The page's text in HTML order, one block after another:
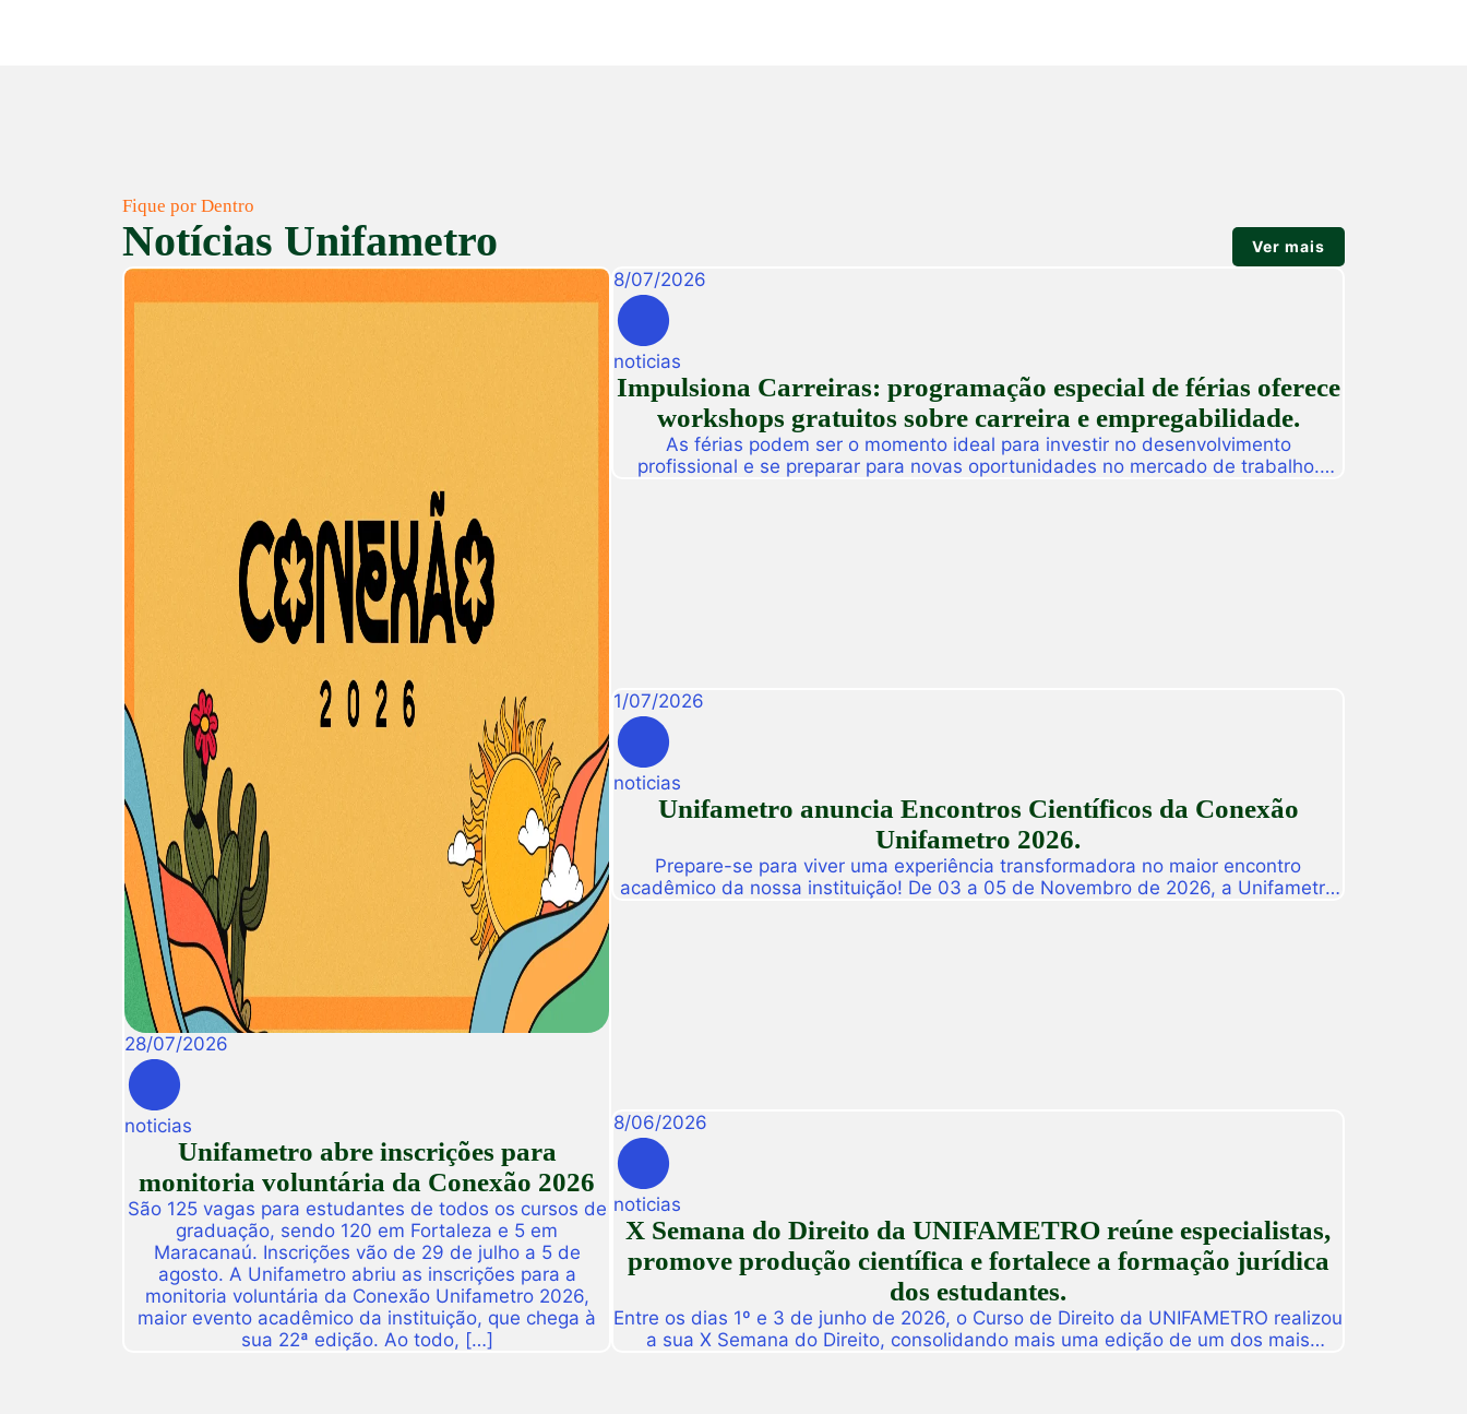
Fique por Dentro
Notícias Unifametro Ver mais
28/07/2026
noticias
Unifametro abre inscrições para
monitoria voluntária da Conexão 2026
São 125 vagas para estudantes de todos os cursos de
graduação, sendo 120 em Fortaleza e 5 em
Maracanaú. Inscrições vão de 29 de julho a 5 de
agosto. A Unifametro abriu as inscrições para a
monitoria voluntária da Conexão Unifametro 2026,
maior evento acadêmico da instituição, que chega à
sua 22ª edição. Ao todo, […]
8/07/2026
noticias
Impulsiona Carreiras: programação especial de férias oferece
workshops gratuitos sobre carreira e empregabilidade.
As férias podem ser o momento ideal para investir no desenvolvimento
profissional e se preparar para novas oportunidades no mercado de trabalho.
1/07/2026
noticias
Unifametro anuncia Encontros Científicos da Conexão
Unifametro 2026.
Prepare-se para viver uma experiência transformadora no maior encontro
acadêmico da nossa instituição! De 03 a 05 de Novembro de 2026, a Unifametro
8/06/2026
noticias
X Semana do Direito da UNIFAMETRO reúne especialistas,
promove produção científica e fortalece a formação jurídica
dos estudantes.
Entre os dias 1º e 3 de junho de 2026, o Curso de Direito da UNIFAMETRO realizou
a sua X Semana do Direito, consolidando mais uma edição de um dos mais